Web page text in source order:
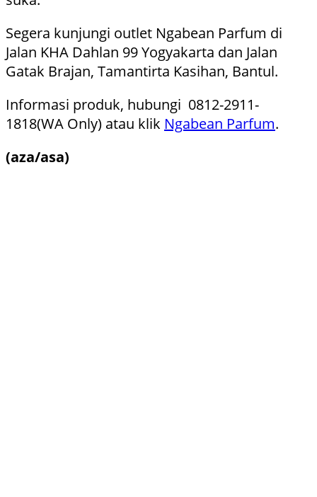
Segera kunjungi outlet Ngabean Parfum di
Jalan KHA Dahlan 99 Yogyakarta dan Jalan
Gatak Brajan, Tamantirta Kasihan, Bantul.
Informasi produk, hubungi 0812-2911-
1818(WA Only) atau klik Ngabean Parfum.
(aza/asa)